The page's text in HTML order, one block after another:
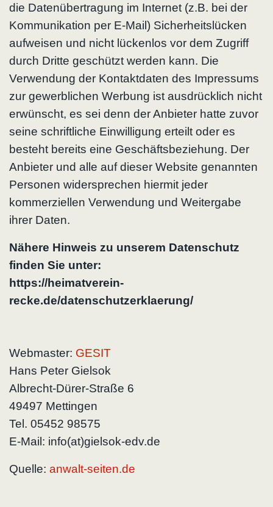
die Datenübertragung im Internet (z.B. bei der
Kommunikation per E-Mail) Sicherheitslücken
aufweisen und nicht lückenlos vor dem Zugriff
durch Dritte geschützt werden kann. Die
Verwendung der Kontaktdaten des Impressums
zur gewerblichen Werbung ist ausdrücklich nicht
erwünscht, es sei denn der Anbieter hatte zuvor
seine schriftliche Einwilligung erteilt oder es
besteht bereits eine Geschäftsbeziehung. Der
Anbieter und alle auf dieser Website genannten
Personen widersprechen hiermit jeder
kommerziellen Verwendung und Weitergabe
ihrer Daten.
Nähere Hinweis zu unserem Datenschutz
finden Sie unter:
https://heimatverein-
recke.de/datenschutzerklaerung/
Webmaster: GESIT
Hans Peter Gielsok
Albrecht-Dürer-Straße 6
49497 Mettingen
Tel. 05452 98575
E-Mail: info(at)gielsok-edv.de
Quelle: anwalt-seiten.de